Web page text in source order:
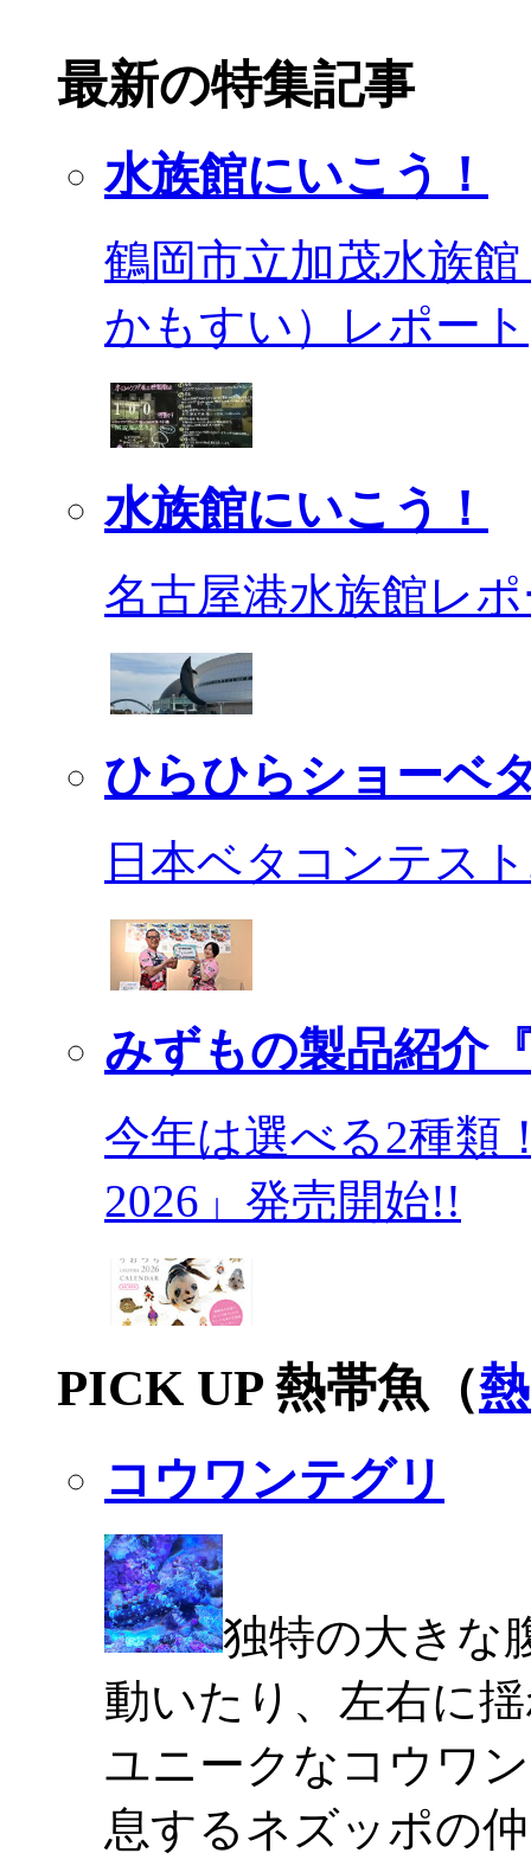
最新の特集記事
水族館にいこう！
鶴岡市立加茂水族
かもすい）レポート
水族館にいこう！
名古屋港水族館レ
ひらひらショーベ
日本ベタコンテス
みずもの製品紹介
今年は選べる2種類
2026」発売開始!!
PICK UP 熱帯魚（
コウワンテグリ
独特の大きな
動いたり、左右に
ユニークなコウワ
息するネズッポの